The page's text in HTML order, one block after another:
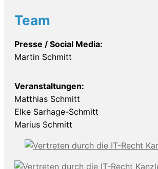
Team
Presse / Social Media:
Martin Schmitt
Veranstaltungen:
Matthias Schmitt
Elke Sarhage-Schmitt
Marius Schmitt